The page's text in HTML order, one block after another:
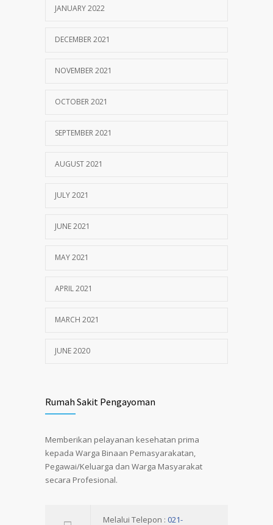
JANUARY 2022
DECEMBER 2021
NOVEMBER 2021
OCTOBER 2021
SEPTEMBER 2021
AUGUST 2021
JULY 2021
JUNE 2021
MAY 2021
APRIL 2021
MARCH 2021
JUNE 2020
Rumah Sakit Pengayoman
Memberikan pelayanan kesehatan prima
kepada Warga Binaan Pemasyarakatan,
Pegawai/Keluarga dan Warga Masyarakat
secara Profesional.
Melalui Telepon : 021-